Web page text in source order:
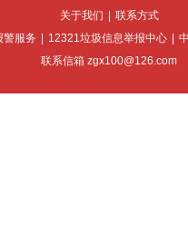
关于我们 | 联系方式
警服务 | 12321垃圾信息举报中心 |
联系信箱 zgx100@126.com